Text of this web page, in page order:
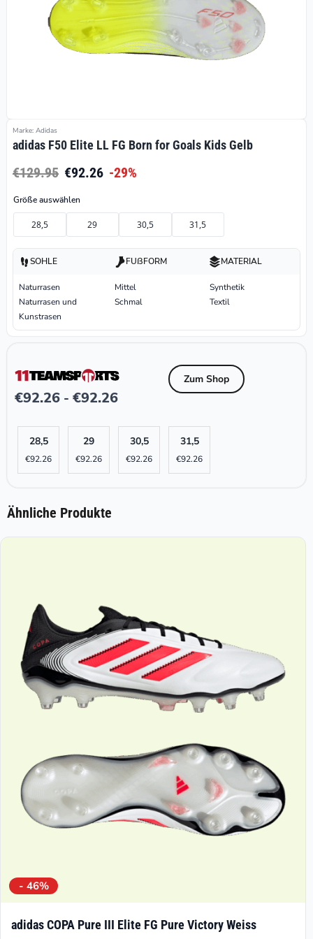
Marke: Adidas
adidas F50 Elite LL FG Born for Goals Kids Gelb
€129.95 €92.26 -29%
Größe auswählen
28,5 29 30,5 31,5
SOHLE
Naturrasen
Naturrasen und
Kunstrasen
FUßFORM
Mittel
Schmal
MATERIAL
Synthetik
Textil
€92.26 - €92.26
Zum Shop
28,5
€92.26
29
€92.26
30,5
€92.26
31,5
€92.26
Ähnliche Produkte
- 46%
adidas COPA Pure III Elite FG Pure Victory Weiss